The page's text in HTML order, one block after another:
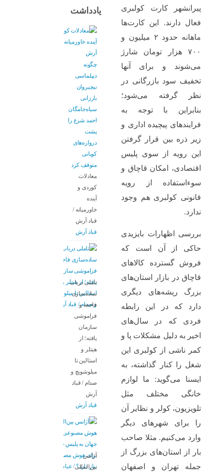
پیرانشهر کارت کولبری
فعال دارند. این کارت‌ها
ماهانه حدود ۲ میلیون و
۷۰۰ هزار تومان شارژ
می‌شوند و برای آنها
تخفیف سود بازرگانی در
نظر گرفته می‌شود؛
بنابراین با توجه به
فرایندهای پیچیده اداری و
زیر ذره بین قرار گرفتن
این رویه از سوی پلیس
اقتصادی، امکان قاچاق و
سوءاستفاده از رویه
قانونی کولبری هم وجود
ندارد.
بررسی اظهارات بایزیدی
حاکی از آن است که
فروش گسترده کالاهای
قاچاق در بازار استان‌های
بزرگ ریشه‌های دیگری
دارد که در این رابطه
فردی که در سال‌های
اخیر به دلیل مشکلات پا و
کمر ناشی از کولبری این
شغل را کنار گذاشته، به
ایسنا می‌گوید: ما لوازم
خانگی مختلف مثل
تلویزیون، کولر و نظایر آن
را برای شهرهای دیگر
وارد می‌کنیم. مثلا صاحب
بار از استان‌های بزرگ از
جمله تهران و اصفهان
یادداشت
چگونه
دیپلماسی
نیچیروان
بارزانی
سیاەجامگان
احمد شرع را
پشت
دروازەهای
کوبانی
متوقف کرد
معادلات
کوردی و
آینده
خاورمیانه /
قباد آرش
قباد آرش
تاملی درباب
سادەسازی
فاجعە و
فراموشی
سازمان
یافتە؛ از
هیتلر و
استالین تا
میلوشویچ و
صدام / قباد
آرش
قباد آرش
آژانس
بین‌المللی